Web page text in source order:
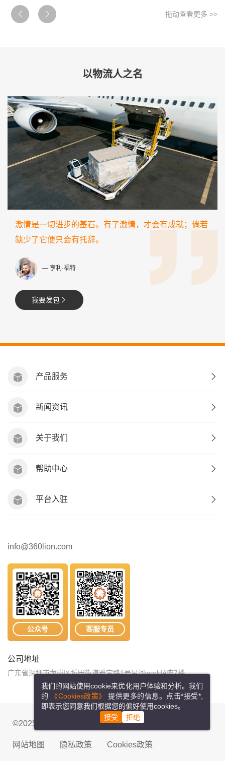
拖动查看更多 >>
以物流人之名
激情是一切进步的基石。有了激情，才会有成就；倘若
缺少了它便只会有托辞。
— 亨利·福特
我要发包
产品服务
新闻资讯
关于我们
帮助中心
平台入驻
info@360lion.com
公众号 客服专员
公司地址
广东省深圳市龙岗区坂田街道雅宝路1号星河worldA座7楼
©2025 纬狮物流网络科技有限公司 粤ICP备15088870号
网站地图 隐私政策 Cookies政策
我们的网站使用cookie来优化用户体验和分析。我们
的
《Cookies政策》
提供更多的信息。点击*接受*,
即表示您同意我们根据您的偏好使用cookies。
接受
拒绝